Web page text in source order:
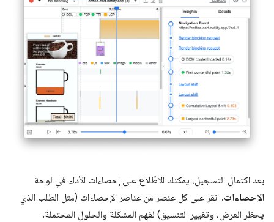
بعد اكتمال التسجيل، يمكنك الاطّلاع على إحصاءات الأداء في لوحة
الإحصاءات. انقر على كل عنصر من عناصر الإحصاءات (مثل الطلب الذي
يحظر العرض، وتغيير التنسيق) لفهم المشكلة والحلول المحتملة.